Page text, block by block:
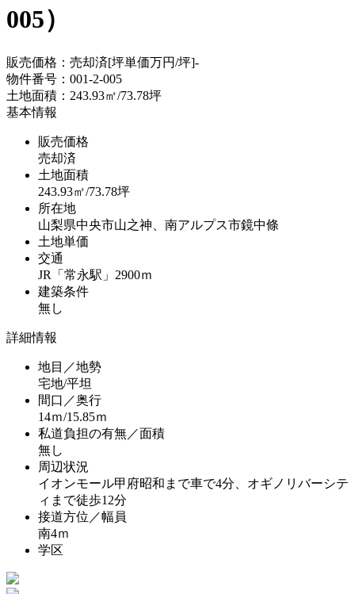
005）
販売価格： 売却済[坪単価万円/坪]-
物件番号： 001-2-005
土地面積： 243.93㎡/73.78坪
基本情報
販売価格
売却済
土地面積
243.93㎡/73.78坪
所在地
山梨県中央市山之神、南アルプス市鏡中條
土地単価
交通
JR「常永駅」2900ｍ
建築条件
無し
詳細情報
地目／地勢
宅地/平坦
間口／奥行
14ｍ/15.85ｍ
私道負担の有無／面積
無し
周辺状況
イオンモール甲府昭和まで車で4分、オギノリバーシテ
ィまで徒歩12分
接道方位／幅員
南4ｍ
学区